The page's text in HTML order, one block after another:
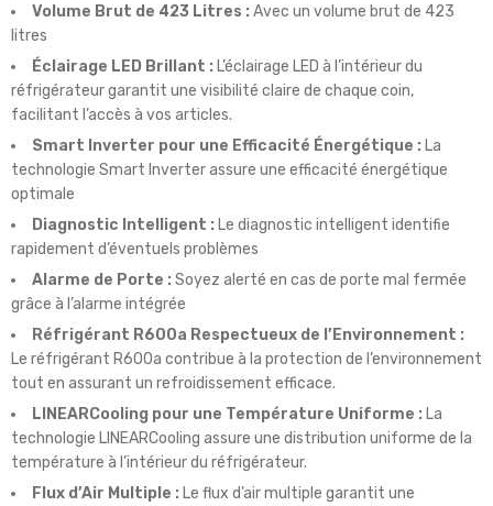
Volume Brut de 423 Litres : Avec un volume brut de 423
litres
Éclairage LED Brillant : L’éclairage LED à l’intérieur du
réfrigérateur garantit une visibilité claire de chaque coin,
facilitant l’accès à vos articles.
Smart Inverter pour une Efficacité Énergétique : La
technologie Smart Inverter assure une efficacité énergétique
optimale
Diagnostic Intelligent : Le diagnostic intelligent identifie
rapidement d’éventuels problèmes
Alarme de Porte : Soyez alerté en cas de porte mal fermée
grâce à l’alarme intégrée
Réfrigérant R600a Respectueux de l’Environnement :
Le réfrigérant R600a contribue à la protection de l’environnement
tout en assurant un refroidissement efficace.
LINEARCooling pour une Température Uniforme : La
technologie LINEARCooling assure une distribution uniforme de la
température à l’intérieur du réfrigérateur.
Flux d’Air Multiple : Le flux d’air multiple garantit une